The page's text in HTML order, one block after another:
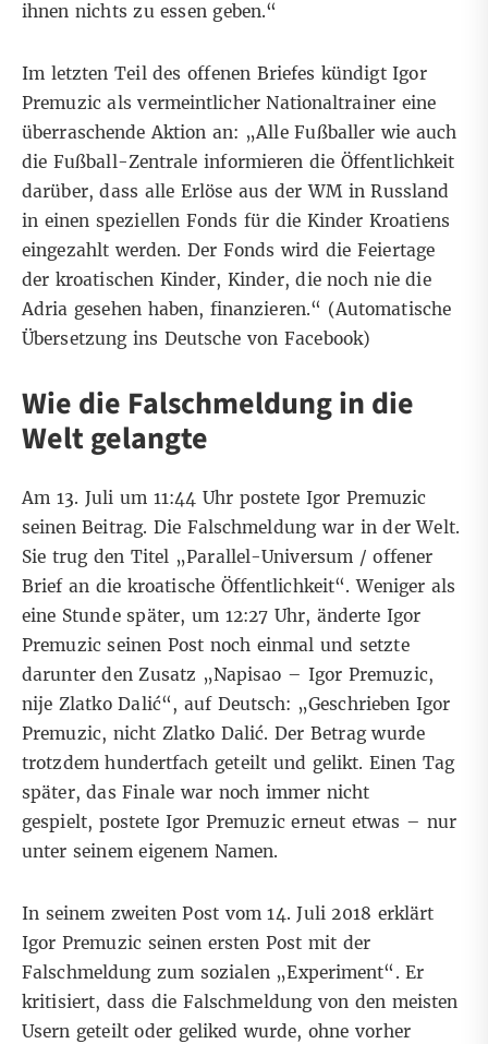
ihnen nichts zu essen geben.“
Im letzten Teil des offenen Briefes kündigt Igor
Premuzic als vermeintlicher Nationaltrainer eine
überraschende Aktion an: „Alle Fußballer wie auch
die Fußball-Zentrale informieren die Öffentlichkeit
darüber, dass alle Erlöse aus der WM in Russland
in einen speziellen Fonds für die Kinder Kroatiens
eingezahlt werden. Der Fonds wird die Feiertage
der kroatischen Kinder, Kinder, die noch nie die
Adria gesehen haben, finanzieren.“ (Automatische
Übersetzung ins Deutsche von Facebook)
Wie die Falschmeldung in die
Welt gelangte
Am 13. Juli um 11:44 Uhr postete Igor Premuzic
seinen Beitrag. Die Falschmeldung war in der Welt.
Sie trug den Titel „Parallel-Universum / offener
Brief an die kroatische Öffentlichkeit“. Weniger als
eine Stunde später, um 12:27 Uhr, änderte Igor
Premuzic seinen Post noch einmal und setzte
darunter den Zusatz „Napisao – Igor Premuzic,
nije Zlatko Dalić“, auf Deutsch: „Geschrieben Igor
Premuzic, nicht Zlatko Dalić. Der Betrag wurde
trotzdem hundertfach geteilt und gelikt. Einen Tag
später, das Finale war noch immer nicht
gespielt, postete Igor Premuzic erneut etwas – nur
unter seinem eigenem Namen.
In seinem zweiten Post vom 14. Juli 2018 erklärt
Igor Premuzic seinen ersten Post mit der
Falschmeldung zum sozialen „Experiment“. Er
kritisiert, dass die Falschmeldung von den meisten
Usern geteilt oder geliked wurde, ohne vorher